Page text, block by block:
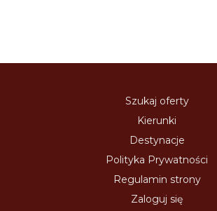
Szukaj oferty
Kierunki
Destynacje
Polityka Prywatności
Regulamin strony
Zaloguj się